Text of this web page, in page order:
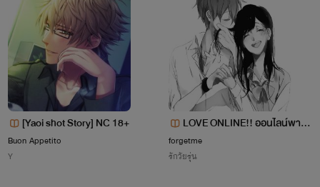
[Yaoi shot Story] NC 18+
Buon Appetito
Y
LOVE ONLINE!! ออนไลน์พารั
ก...😘😘😘
forgetme
รักวัยรุ่น